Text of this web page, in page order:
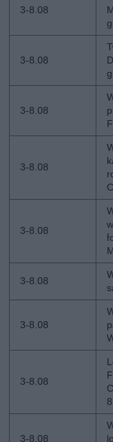
3-8.08
g
3-8.08
g
3-8.08
3-8.08
3-8.08
3-8.08
3-8.08
3-8.08
3-8.08